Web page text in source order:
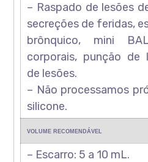
– Raspado de lesões
secreções de feridas,
brônquico, mini
corporais, punção de
de lesões.
– Não processamos
silicone.
VOLUME RECOMENDÁVEL
– Escarro: 5 a 10 mL.